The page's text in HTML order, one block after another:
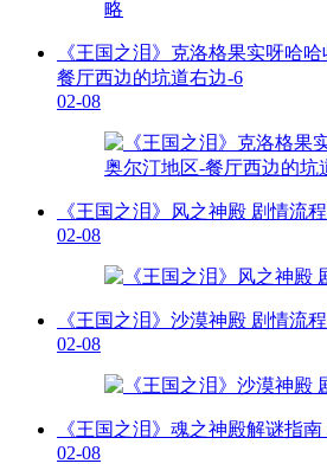
《王国之泪》克洛格果实呀哈
餐厅西边的坑道右边-6
02-08
《王国之泪》风之神殿 剧情流
02-08
《王国之泪》沙漠神殿 剧情流
02-08
《王国之泪》魂之神殿解谜指
02-08